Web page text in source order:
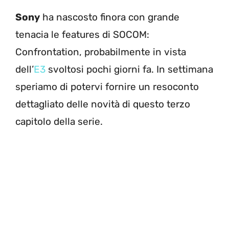
Sony ha nascosto finora con grande
tenacia le features di SOCOM:
Confrontation, probabilmente in vista
dell’E3 svoltosi pochi giorni fa. In settimana
speriamo di potervi fornire un resoconto
dettagliato delle novità di questo terzo
capitolo della serie.